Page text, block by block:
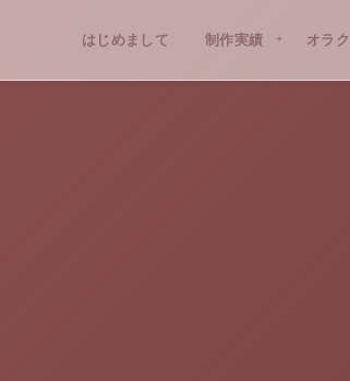
はじめまして
PROFILE 制作実績
WORKS オラ